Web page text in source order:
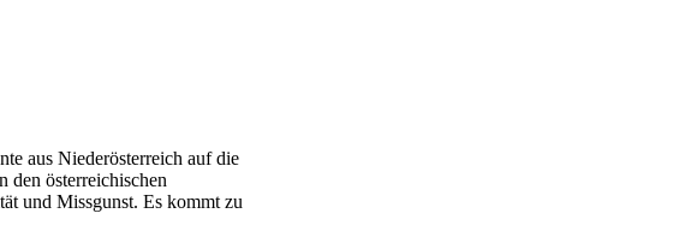
aus Niederösterreich auf die
den österreichischen
und Missgunst. Es kommt zu